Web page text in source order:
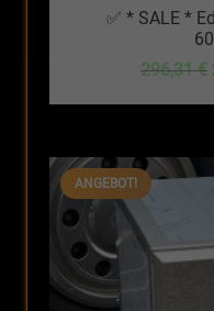
✅ * SALE *
296,31€
ANGEBOT!